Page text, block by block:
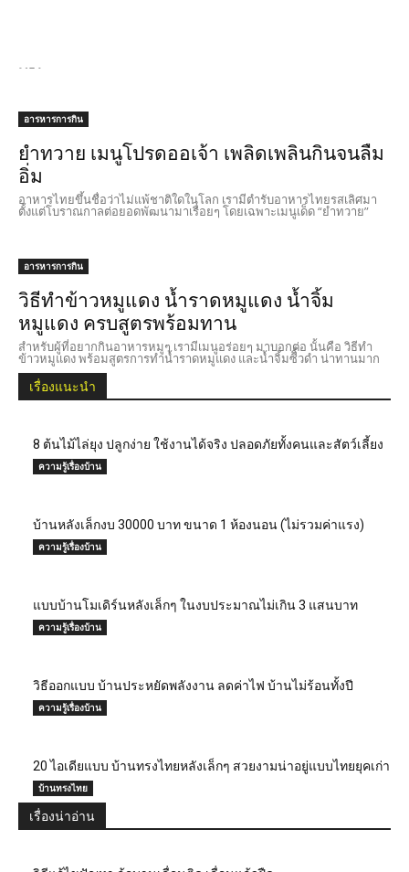
เว่อร์
อารหารการกิน
ยำทวาย เมนูโปรดออเจ้า เพลิดเพลินกินจนลืม
อิ่ม
อาหารไทยขึ้นชื่อว่าไม่แพ้ชาติใดในโลก เรามีตำรับอาหารไทยรสเลิศมา
ตั้งแต่โบราณกาลต่อยอดพัฒนามาเรื่อยๆ โดยเฉพาะเมนูเด็ด “ยำทวาย”
อารหารการกิน
วิธีทำข้าวหมูแดง น้ำราดหมูแดง น้ำจิ้ม
หมูแดง ครบสูตรพร้อมทาน
สำหรับผู้ที่อยากกินอาหารหมูๆ เรามีเมนูอร่อยๆ มาบอกต่อ นั้นคือ วิธีทำ
ข้าวหมูแดง พร้อมสูตรการทำน้ำราดหมูแดง และน้ำจิ้มซีิ้วดำ น่าทานมาก
เรื่องแนะนำ
8 ต้นไม้ไล่ยุง ปลูกง่าย ใช้งานได้จริง ปลอดภัยทั้งคนและสัตว์เลี้ยง
ความรู้เรื่องบ้าน
บ้านหลังเล็กงบ 30000 บาท ขนาด 1 ห้องนอน (ไม่รวมค่าแรง)
ความรู้เรื่องบ้าน
แบบบ้านโมเดิร์นหลังเล็กๆ ในงบประมาณไม่เกิน 3 แสนบาท
ความรู้เรื่องบ้าน
วิธีออกแบบ บ้านประหยัดพลังงาน ลดค่าไฟ บ้านไม่ร้อนทั้งปี
ความรู้เรื่องบ้าน
20 ไอเดียแบบ บ้านทรงไทยหลังเล็กๆ สวยงามน่าอยู่แบบไทยยุคเก่า
บ้านทรงไทย
เรื่องน่าอ่าน